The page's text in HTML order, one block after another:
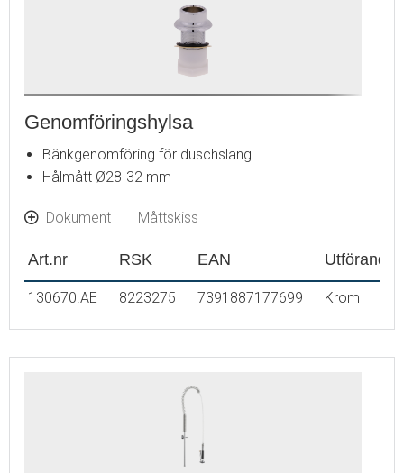
Genomföringshylsa
Bänkgenomföring för duschslang
Hålmått Ø28-32 mm
Dokument Måttskiss
Art.nr RSK EAN Utförande
130670.AE 8223275 7391887177699 Krom